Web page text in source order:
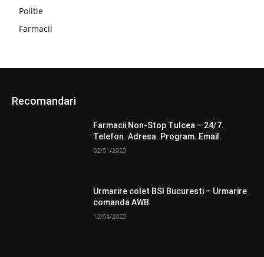
Politie
Farmacii
Recomandari
Farmacii Non-Stop Tulcea – 24/7.
Telefon. Adresa. Program. Email.
02/01/2023
Urmarire colet BSI Bucuresti – Urmarire
comanda AWB
13/04/2023